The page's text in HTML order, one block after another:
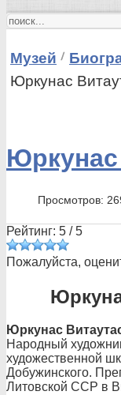
Музей
Юркунас
Юркунас
Просмотров:
Рейтинг: 5 /5
Пожалуйста,
Юркунас
Народный
художественной
Добужинского.
Литовской ССР в